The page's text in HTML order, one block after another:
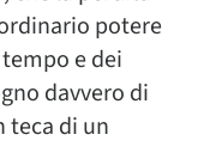
potere
e dei
davvero di
teca di un